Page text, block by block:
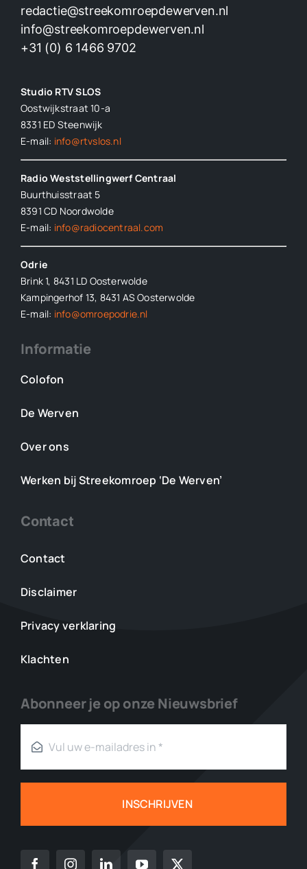
redactie@streekomroepdewerven.nl
info@streekomroepdewerven.nl
+31 (0) 6 1466 9702
Studio RTV SLOS
Oostwijkstraat 10-a
8331 ED Steenwijk
E-mail: info@rtvslos.nl
Radio Weststellingwerf Centraal
Buurthuisstraat 5
8391 CD Noordwolde
E-mail: info@radiocentraal.com
Odrie
Brink 1, 8431 LD Oosterwolde
Kampingerhof 13, 8431 AS Oosterwolde
E-mail: info@omroepodrie.nl
Informatie
Colofon
De Werven
Over ons
Werken bij Streekomroep ‘De Werven’
Contact
Contact
Disclaimer
Privacy verklaring
Klachten
Abonneer je op onze Nieuwsbrief
INSCHRIJVEN